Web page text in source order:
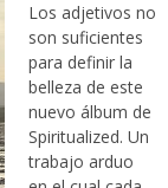
Los adjetivos no
son suficientes
para definir la
belleza de este
nuevo álbum de
Spiritualized. Un
trabajo arduo